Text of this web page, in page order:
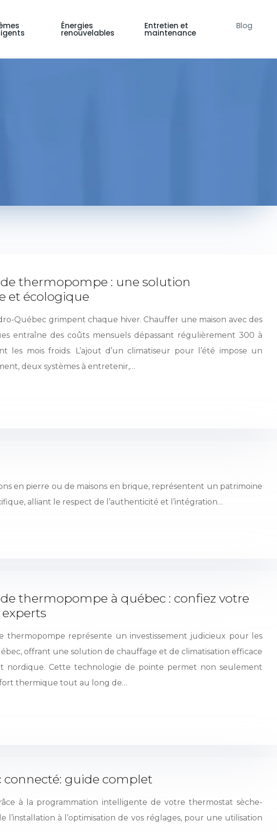
Énergies
renouvelables
Entretien et
maintenance
Blog
thermopompe : une solution
et écologique
Québec grimpent chaque hiver. Chauffer une maison avec des
entraîne des coûts mensuels dépassant régulièrement 300 à
les mois froids. L’ajout d’un climatiseur pour l’été impose un
deux systèmes à entretenir,…
en pierre ou de maisons en brique, représentent un patrimoine
alliant le respect de l’authenticité et l’intégration…
thermopompe à québec : confiez votre
thermopompe représente un investissement judicieux pour les
offrant une solution de chauffage et de climatisation efficace
nordique. Cette technologie de pointe permet non seulement
thermique tout au long de…
guide complet
à la programmation intelligente de votre thermostat sèche-
à l’optimisation de vos réglages, pour une utilisation